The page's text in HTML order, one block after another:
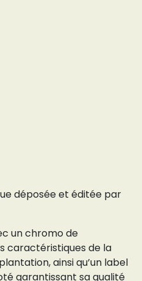
déposée et éditée par
un chromo de
caractéristiques de la
ainsi qu’un label
garantissant sa qualité